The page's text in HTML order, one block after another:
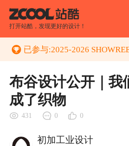
打开站酷，发现更好的设计！
已参与:2025-2026 SHOWREEL 站酷顶尖
布谷设计公开｜我
成了织物
431 0 0
初加工业设计